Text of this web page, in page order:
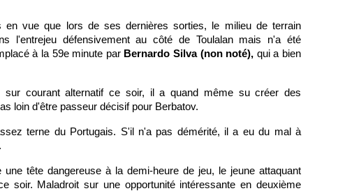
en vue que lors de ses dernières sorties, le milieu de terrain
l'entrejeu défensivement au côté de Toulalan mais n'a été
à la 59e minute par Bernardo Silva (non noté), qui a bien
sur courant alternatif ce soir, il a quand même su créer des
loin d'être passeur décisif pour Berbatov.
terne du Portugais. S'il n'a pas démérité, il a eu du mal à
une tête dangereuse à la demi-heure de jeu, le jeune attaquant
soir. Maladroit sur une opportunité intéressante en deuxième